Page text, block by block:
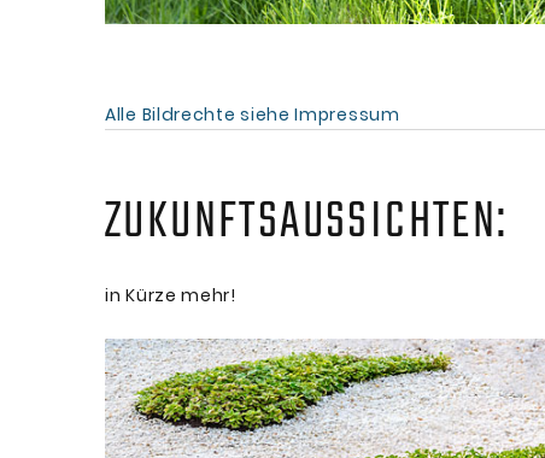
Alle Bildrechte siehe Impressum
ZUKUNFTSAUSSICHTEN:
in Kürze mehr!